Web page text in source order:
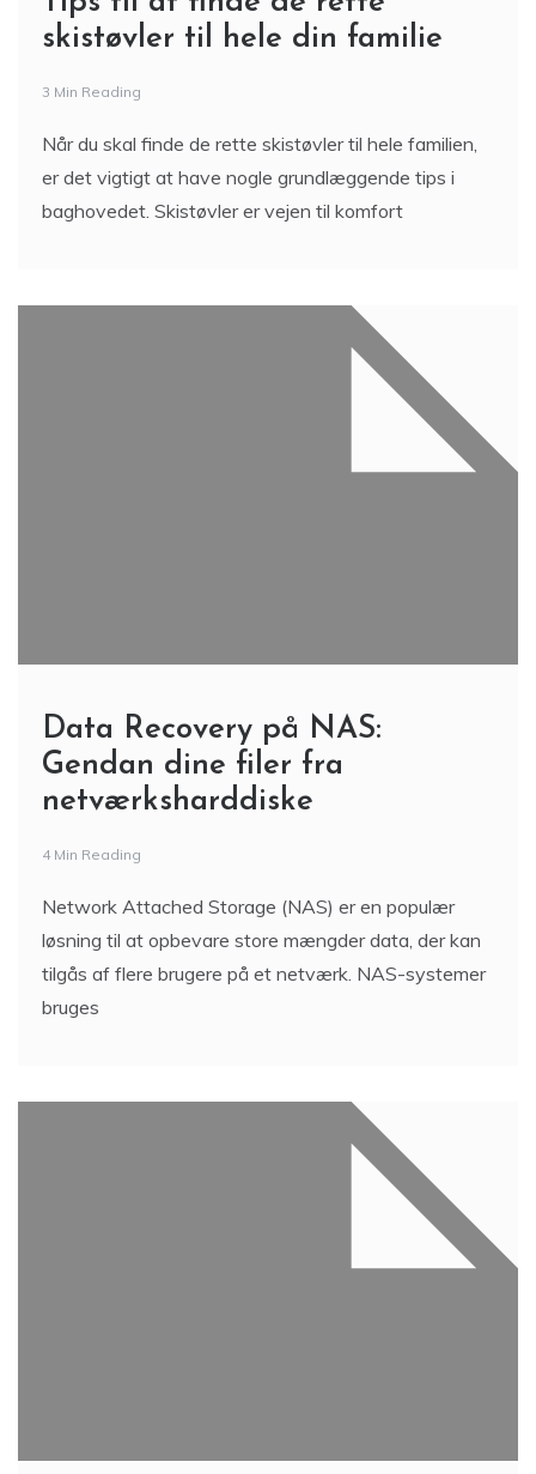
skistøvler til hele din familie
3 Min Reading
Når du skal finde de rette skistøvler til hele familien,
er det vigtigt at have nogle grundlæggende tips i
baghovedet. Skistøvler er vejen til komfort
Data Recovery på NAS:
Gendan dine filer fra
netværksharddiske
4 Min Reading
Network Attached Storage (NAS) er en populær
løsning til at opbevare store mængder data, der kan
tilgås af flere brugere på et netværk. NAS-systemer
bruges